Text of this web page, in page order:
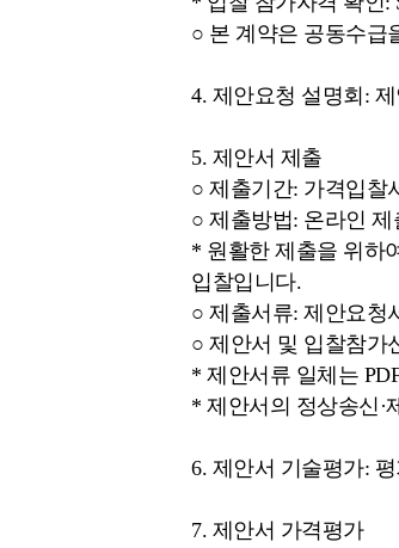
○ 본 계약은 공동수급
4. 제안요청 설명회:
5. 제안서 제출
○ 제출기간: 가격입찰
○ 제출방법: 온라인 제
* 원활한 제출을 위하
입찰입니다.
○ 제출서류: 제안요청
○ 제안서 및 입찰참가
* 제안서류 일체는
* 제안서의 정상송신·
6. 제안서 기술평가:
7. 제안서 가격평가